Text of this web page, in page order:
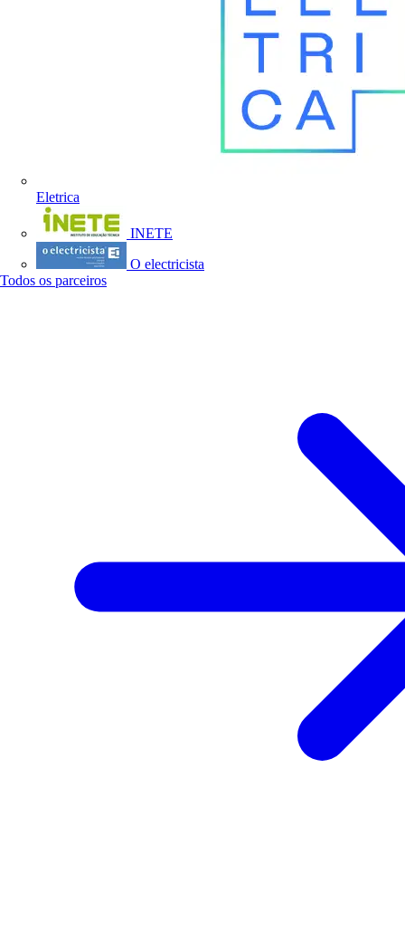
Eletrica
INETE
O electricista
Todos os parceiros